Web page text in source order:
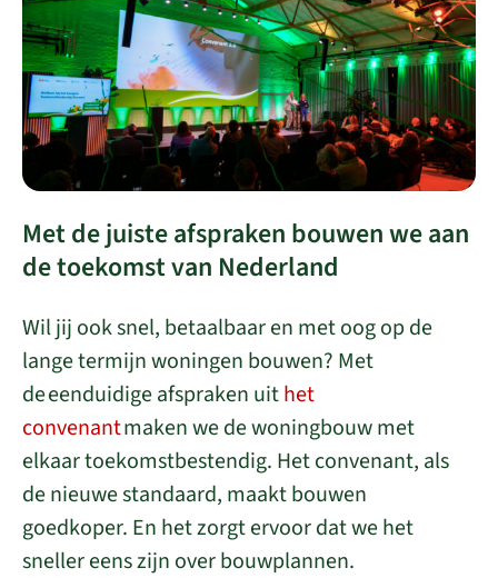
Met de juiste afspraken bouwen we aan
de toekomst van Nederland
Wil jij ook snel, betaalbaar en met oog op de
lange termijn woningen bouwen? Met
de eenduidige afspraken uithet
convenantmaken we de woningbouw met
elkaar toekomstbestendig. Het convenant, als
de nieuwe standaard, maakt bouwen
goedkoper. En het zorgt ervoor dat we het
sneller eens zijn over bouwplannen.